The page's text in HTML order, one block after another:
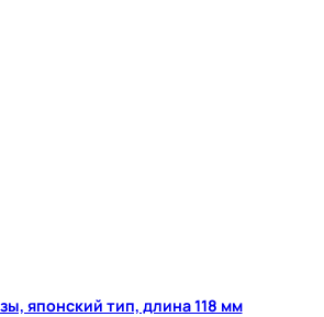
японский тип, длина 118 мм